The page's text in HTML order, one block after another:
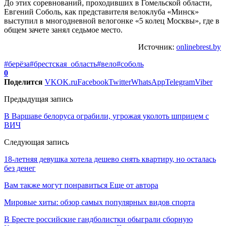
До этих соревнований, проходивших в Гомельской области,
Евгений Соболь, как представителя велоклуба «Минск»
выступил в многодневной велогонке «5 колец Москвы», где в
общем зачете занял седьмое место.
Источник: onlinebrest.by
#берёза#брестская_область#вело#соболь
0
Поделится VKOK.ruFacebookTwitterWhatsAppTelegramViber
Предыдущая запись
В Варшаве белоруса ограбили, угрожая уколоть шприцем с
ВИЧ
Следующая запись
18-летняя девушка хотела дешево снять квартиру, но осталась
без денег
Вам также могут понравиться Еще от автора
Мировые хиты: обзор самых популярных видов спорта
В Бресте российские гандболистки обыграли сборную